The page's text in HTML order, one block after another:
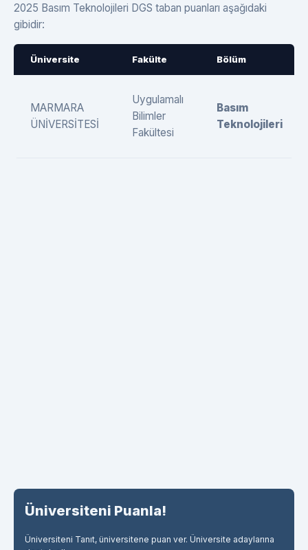
2025 Basım Teknolojileri DGS taban puanları aşağıdaki
gibidir:
Üniversite Fakülte Bölüm
MARMARA
ÜNİVERSİTESİ
Uygulamalı
Bilimler
Fakültesi
Basım
Teknolojileri
Üniversiteni Puanla!
Üniversiteni Tanıt, üniversitene puan ver. Üniversite adaylarına